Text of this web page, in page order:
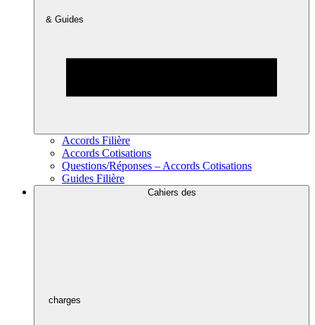
& Guides
Accords Filière
Accords Cotisations
Questions/Réponses – Accords Cotisations
Guides Filière
Cahiers des
charges